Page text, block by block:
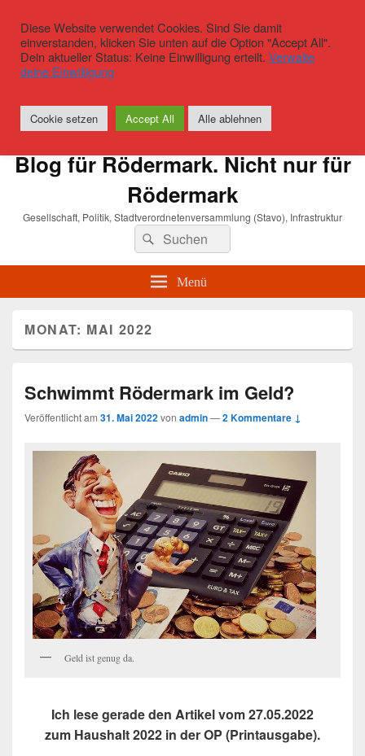
Blog für Rödermark. Nicht nur für
Rödermark
Gesellschaft, Politik, Stadtverordnetenversammlung (Stavo), Infrastruktur
Suchen
nach:
Suchen
Menü
MONAT: MAI 2022
Schwimmt Rödermark im Geld?
Veröffentlicht am 31. Mai 2022von admin—2 Kommentare ↓
Geld ist genug da.
Ich lese gerade den Artikel vom 27.05.2022
zum Haushalt 2022 in der OP (Printausgabe).
Diese Website verwendet Cookies. Sind Sie damit
einverstanden, klicken Sie unten auf die Option "Accept All".
Dein aktueller Status: Keine Einwilligung erteilt. Verwalte
deine Einwilligung
Cookie setzen Accept All Alle ablehnen